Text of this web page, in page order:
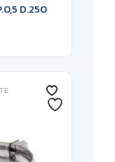
D.250